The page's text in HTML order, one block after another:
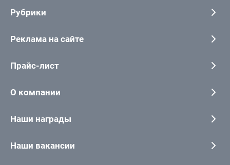
Рубрики
Реклама на сайте
Прайс-лист
О компании
Наши награды
Наши вакансии